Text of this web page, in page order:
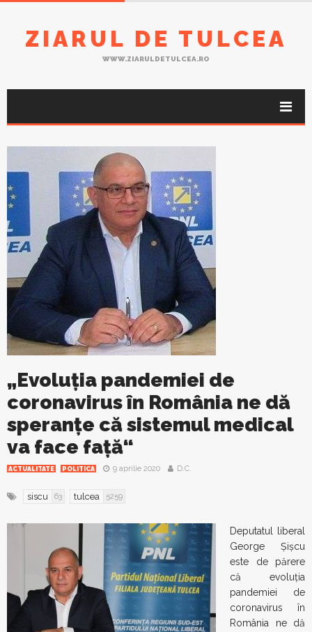
ZIARUL DE TULCEA
WWW.ZIARULDETULCEA.RO
„Evoluția pandemiei de
coronavirus în România ne dă
speranțe că sistemul medical
va face față“
ACTUALITATE POLITICA 9 aprilie 2020 D.C.
siscu 63 tulcea 5259
Deputatul liberal
George Șișcu
este de părere
că evoluția
pandemiei de
coronavirus în
România ne dă